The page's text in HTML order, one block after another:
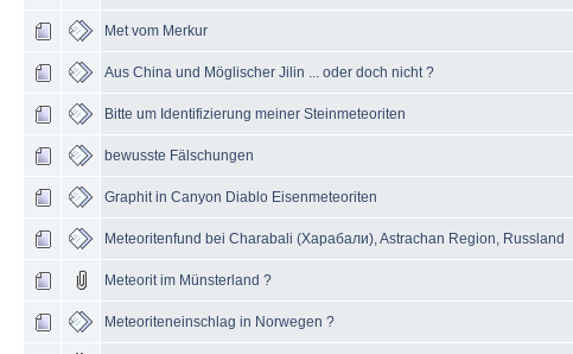
Met vom Merkur
Aus China und Möglischer Jilin ... oder doch nicht ?
Bitte um Identifizierung meiner Steinmeteoriten
bewusste Fälschungen
Graphit in Canyon Diablo Eisenmeteoriten
Meteoritenfund bei Charabali (Харабали), Astrachan Region, Russland
Meteorit im Münsterland ?
Meteoriteneinschlag in Norwegen ?